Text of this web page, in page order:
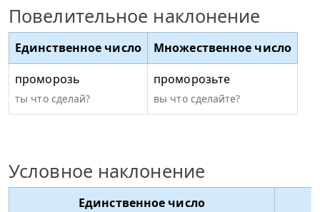
Повелительное наклонение
Единственное число
Множественное число
проморозь
ты что сделай?
проморозьте
вы что сделайте?
Условное наклонение
Единственное число